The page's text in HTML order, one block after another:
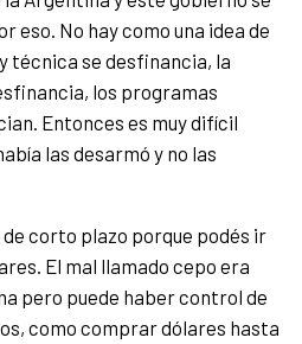
eso. No hay como una idea de
técnica se desfinancia, la
los programas
Entonces es muy difícil
las desarmó y no las
corto plazo porque podés ir
El mal llamado cepo era
pero puede haber control de
como comprar dólares hasta